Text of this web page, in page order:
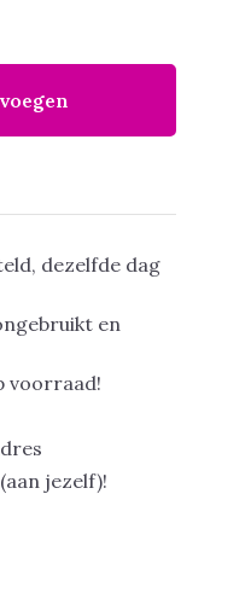
dezelfde dag
en
voorraad!
jezelf)!